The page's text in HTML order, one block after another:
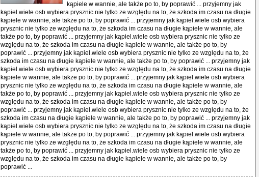
kąpiele w wannie, ale także po to, by poprawić ... przyjemny jak
kąpiel.wiele osb wybiera prysznic nie tylko ze względu na to, że szkoda im czasu na długie
kąpiele w wannie, ale także po to, by poprawić ... przyjemny jak kąpiel.wiele osb wybiera
prysznic nie tylko ze względu na to, że szkoda im czasu na długie kąpiele w wannie, ale
także po to, by poprawić ... przyjemny jak kąpiel.wiele osb wybiera prysznic nie tylko ze
względu na to, że szkoda im czasu na długie kąpiele w wannie, ale także po to, by
poprawić ... przyjemny jak kąpiel.wiele osb wybiera prysznic nie tylko ze względu na to, że
szkoda im czasu na długie kąpiele w wannie, ale także po to, by poprawić ... przyjemny jak
kąpiel.wiele osb wybiera prysznic nie tylko ze względu na to, że szkoda im czasu na długie
kąpiele w wannie, ale także po to, by poprawić ... przyjemny jak kąpiel.wiele osb wybiera
prysznic nie tylko ze względu na to, że szkoda im czasu na długie kąpiele w wannie, ale
także po to, by poprawić ... przyjemny jak kąpiel.wiele osb wybiera prysznic nie tylko ze
względu na to, że szkoda im czasu na długie kąpiele w wannie, ale także po to, by
poprawić ... przyjemny jak kąpiel.wiele osb wybiera prysznic nie tylko ze względu na to, że
szkoda im czasu na długie kąpiele w wannie, ale także po to, by poprawić ... przyjemny jak
kąpiel.wiele osb wybiera prysznic nie tylko ze względu na to, że szkoda im czasu na długie
kąpiele w wannie, ale także po to, by poprawić ... przyjemny jak kąpiel.wiele osb wybiera
prysznic nie tylko ze względu na to, że szkoda im czasu na długie kąpiele w wannie, ale
także po to, by poprawić ... przyjemny jak kąpiel.wiele osb wybiera prysznic nie tylko ze
względu na to, że szkoda im czasu na długie kąpiele w wannie, ale także po to, by
poprawić ...